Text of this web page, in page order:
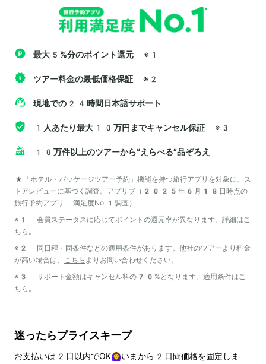
最大5%分のポイント還元 ※1
ツアー料金の最低価格保証 ※2
現地での24時間日本語サポート
1人あたり最大10万円までキャンセル保証 ※3
10万件以上のツアーから“えらべる”品ぞろえ
*「ホテル・パッケージツアー予約」機能を持つ旅行アプリを対象に、ス
トアレビューに基づく調査。アプリブ（2025年6月18日時点の
旅行予約アプリ 満足度No.1調査）
※1 会員ステータスに応じてポイントの還元率が異なります。詳細はこ
ちら 。
※2 同日程・同条件などの適用条件があります。他社のツアーより料金
が高い場合は、 こちら よりお問い合わせください。
※3 サポート金額はキャンセル料の70%となります。適用条件はこ
ちら 。
迷ったらプライスキープ
お支払いは 2 日以内でOK🙆‍♀️いまから 2 日間価格を固定しま